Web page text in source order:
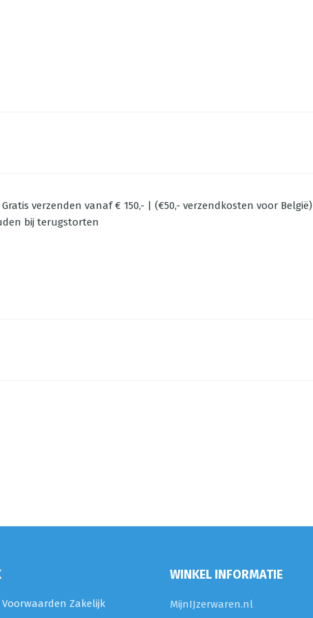
verzenden vanaf € 150,- | (€50,- verzendkosten voor België)
bij terugstorten
Zakelijk
WINKEL INFORMATIE
MijnIJzerwaren.nl